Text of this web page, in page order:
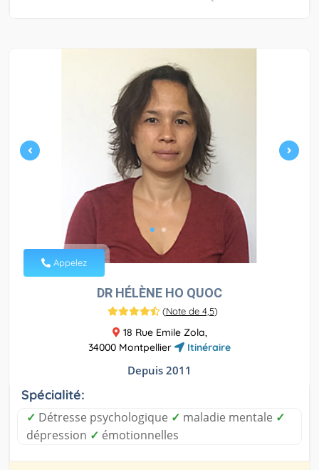
Appelez
DR HÉLÈNE HO QUOC
(Note de 4,5)
18 Rue Emile Zola,
34000 Montpellier
Itinéraire
Depuis 2011
Spécialité:
✓ Détresse psychologique ✓ maladie mentale ✓
dépression ✓ émotionnelles